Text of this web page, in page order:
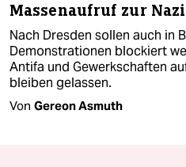
Massenaufruf zur
Nach Dresden sollen auch in
Demonstrationen blockiert
Antifa und Gewerkschaften
bleiben gelassen.
Von Gereon Asmuth